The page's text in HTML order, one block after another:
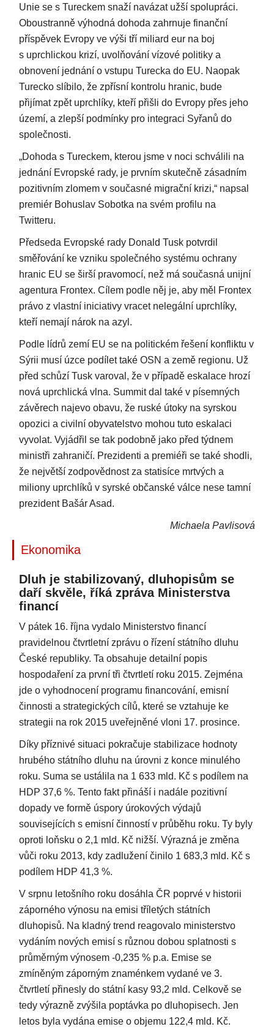
Unie se s Tureckem snaží navázat užší spolupráci.
Oboustranně výhodná dohoda zahrnuje finanční
příspěvek Evropy ve výši tří miliard eur na boj
s uprchlickou krizí, uvolňování vízové politiky a
obnovení jednání o vstupu Turecka do EU. Naopak
Turecko slíbilo, že zpřísní kontrolu hranic, bude
přijímat zpět uprchlíky, kteří přišli do Evropy přes jeho
území, a zlepší podmínky pro integraci Syřanů do
společnosti.
„Dohoda s Tureckem, kterou jsme v noci schválili na
jednání Evropské rady, je prvním skutečně zásadním
pozitivním zlomem v současné migrační krizi,“ napsal
premiér Bohuslav Sobotka na svém profilu na
Twitteru.
Předseda Evropské rady Donald Tusk potvrdil
směřování ke vzniku společného systému ochrany
hranic EU se širší pravomocí, než má současná unijní
agentura Frontex. Cílem podle něj je, aby měl Frontex
právo z vlastní iniciativy vracet nelegální uprchlíky,
kteří nemají nárok na azyl.
Podle lídrů zemí EU se na politickém řešení konfliktu v
Sýrii musí úzce podílet také OSN a země regionu. Už
před schůzí Tusk varoval, že v případě eskalace hrozí
nová uprchlická vlna. Summit dal také v písemných
závěrech najevo obavu, že ruské útoky na syrskou
opozici a civilní obyvatelstvo mohou tuto eskalaci
vyvolat. Vyjádřil se tak podobně jako před týdnem
ministři zahraničí. Prezidenti a premiéři se také shodli,
že největší zodpovědnost za statisíce mrtvých a
miliony uprchlíků v syrské občanské válce nese tamní
prezident Bašár Asad.
Michaela Pavlisová
Ekonomika
Dluh je stabilizovaný, dluhopisům se
daří skvěle, říká zpráva Ministerstva
financí
V pátek 16. října vydalo Ministerstvo financí
pravidelnou čtvrtletní zprávu o řízení státního dluhu
České republiky. Ta obsahuje detailní popis
hospodaření za první tři čtvrtletí roku 2015. Zejména
jde o vyhodnocení programu financování, emisní
činnosti a strategických cílů, které se vztahuje ke
strategii na rok 2015 uveřejněné vloni 17. prosince.
Díky příznivé situaci pokračuje stabilizace hodnoty
hrubého státního dluhu na úrovni z konce minulého
roku. Suma se ustálila na 1 633 mld. Kč s podílem na
HDP 37,6 %. Tento fakt přináší i nadále pozitivní
dopady ve formě úspory úrokových výdajů
souvisejících s emisní činností v průběhu roku. Ty byly
oproti loňsku o 2,1 mld. Kč nižší. Výrazná je změna
vůči roku 2013, kdy zadlužení činilo 1 683,3 mld. Kč s
podílem HDP 41,3 %.
V srpnu letošního roku dosáhla ČR poprvé v historii
záporného výnosu na emisi tříletých státních
dluhopisů. Na kladný trend reagovalo ministerstvo
vydáním nových emisí s různou dobou splatnosti s
průměrným výnosem -0,235 % p.a. Emise se
zmíněným záporným znaménkem vydané ve 3.
čtvrtletí přinesly do státní kasy 93,2 mld. Celkově se
tedy výrazně zvýšila poptávka po dluhopisech. Jen
letos byla vydána emise o objemu 122,4 mld. Kč.